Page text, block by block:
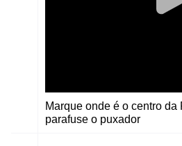
Marque onde é o centro da
parafuse o puxador